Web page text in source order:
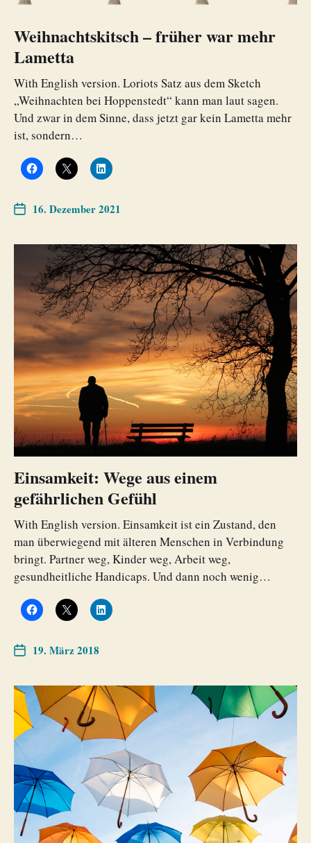
Weihnachtskitsch – früher war mehr
Lametta
With English version. Loriots Satz aus dem Sketch
„Weihnachten bei Hoppenstedt“ kann man laut sagen.
Und zwar in dem Sinne, dass jetzt gar kein Lametta mehr
ist, sondern…
16. Dezember 2021
Einsamkeit: Wege aus einem
gefährlichen Gefühl
With English version. Einsamkeit ist ein Zustand, den
man überwiegend mit älteren Menschen in Verbindung
bringt. Partner weg, Kinder weg, Arbeit weg,
gesundheitliche Handicaps. Und dann noch wenig…
19. März 2018